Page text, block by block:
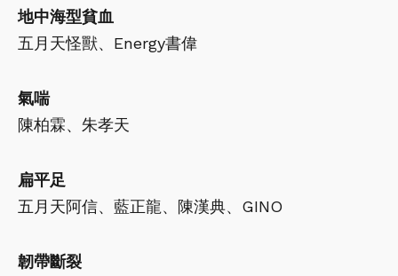
地中海型貧血
五月天怪獸、Energy書偉
氣喘
陳柏霖、朱孝天
扁平足
五月天阿信、藍正龍、陳漢典、GINO
韌帶斷裂